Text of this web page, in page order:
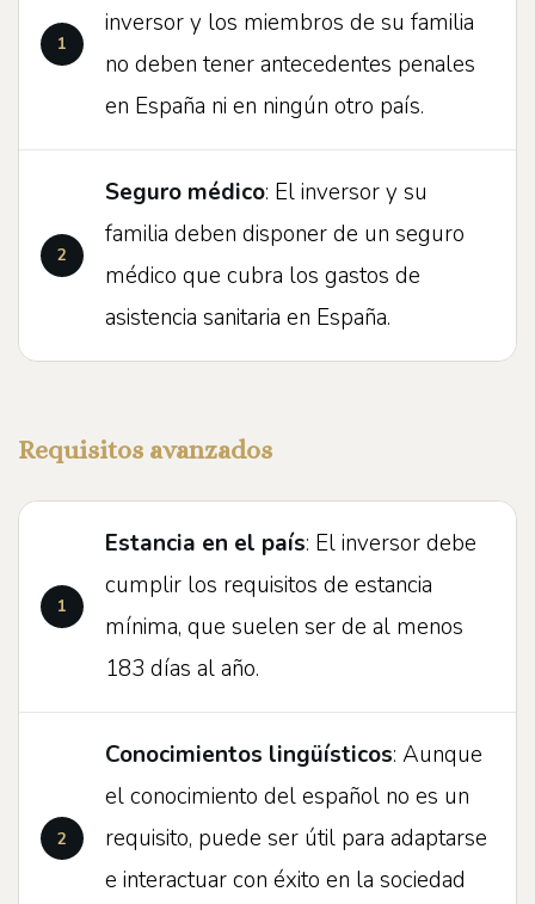
inversor y los miembros de su familia
no deben tener antecedentes penales
en España ni en ningún otro país.
Seguro médico: El inversor y su
familia deben disponer de un seguro
médico que cubra los gastos de
asistencia sanitaria en España.
Requisitos avanzados
Estancia en el país: El inversor debe
cumplir los requisitos de estancia
mínima, que suelen ser de al menos
183 días al año.
Conocimientos lingüísticos: Aunque
el conocimiento del español no es un
requisito, puede ser útil para adaptarse
e interactuar con éxito en la sociedad